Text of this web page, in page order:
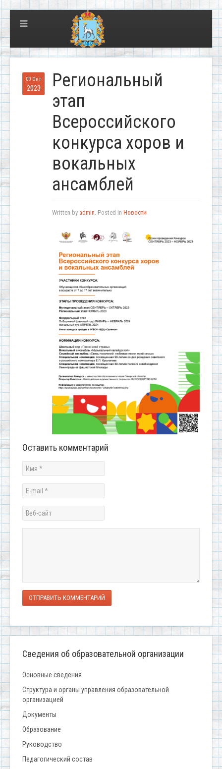
09 Окт
2023
Региональный
этап
Всероссийского
конкурса хоров и
вокальных
ансамблей
Written by admin. Posted in Новости
Оставить комментарий
ОТПРАВИТЬ КОММЕНТАРИЙ
Сведения об образовательной организации
Основные сведения
Структура и органы управления образовательной
организацией
Документы
Образование
Руководство
Педагогический состав